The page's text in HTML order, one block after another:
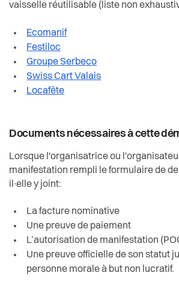
vaisselle réutilisable (liste non
Ecomanif
Festiloc
Groupe Serbeco
Swiss Cart Valais
Locafête
Documents nécessaires à cette
Lorsque l'organisatrice ou
manifestation rempli le formulaire de
il∙elle y joint:
La facture nominative
Une preuve de paiement
L’autorisation de manifestation
Une preuve officielle de son statut
personne morale à but non lucratif.